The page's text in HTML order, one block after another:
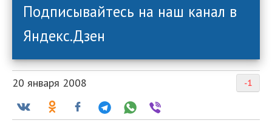
Подписывайтесь на наш канал в
Яндекс.Дзен
-1
20 января 2008